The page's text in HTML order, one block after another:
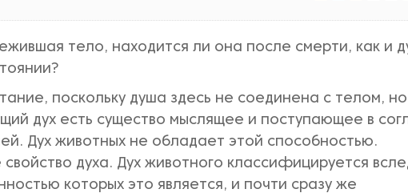
тело, находится ли она после смерти, как и
поскольку душа здесь не соединена с телом,
дух есть существо мыслящее и поступающее в
Дух животных не обладает этой способностью.
духа. Дух животного классифицируется
которых это является, и почти сразу же